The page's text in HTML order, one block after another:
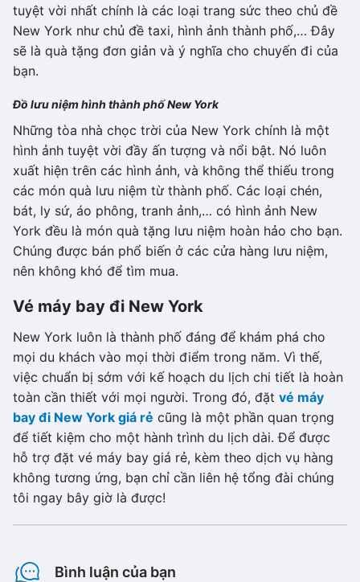
tuyệt vời nhất chính là các loại trang sức theo chủ đề
New York như chủ đề taxi, hình ảnh thành phố,… Đây
sẽ là quà tặng đơn giản và ý nghĩa cho chuyến đi của
bạn.
Đồ lưu niệm hình thành phố New York
Những tòa nhà chọc trời của New York chính là một
hình ảnh tuyệt vời đầy ấn tượng và nổi bật. Nó luôn
xuất hiện trên các hình ảnh, và không thể thiếu trong
các món quà lưu niệm từ thành phố. Các loại chén,
bát, ly sứ, áo phông, tranh ảnh,… có hình ảnh New
York đều là món quà tặng lưu niệm hoàn hảo cho bạn.
Chúng được bán phổ biến ở các cửa hàng lưu niệm,
nên không khó để tìm mua.
Vé máy bay đi New York
New York luôn là thành phố đáng để khám phá cho
mọi du khách vào mọi thời điểm trong năm. Vì thế,
việc chuẩn bị sớm với kế hoạch du lịch chi tiết là hoàn
toàn cần thiết với mọi người. Trong đó, đặt vé máy
bay đi New York giá rẻ cũng là một phần quan trọng
để tiết kiệm cho một hành trình du lịch dài. Để được
hỗ trợ đặt vé máy bay giá rẻ, kèm theo dịch vụ hàng
không tương ứng, bạn chỉ cần liên hệ tổng đài chúng
tôi ngay bây giờ là được!
Bình luận của bạn